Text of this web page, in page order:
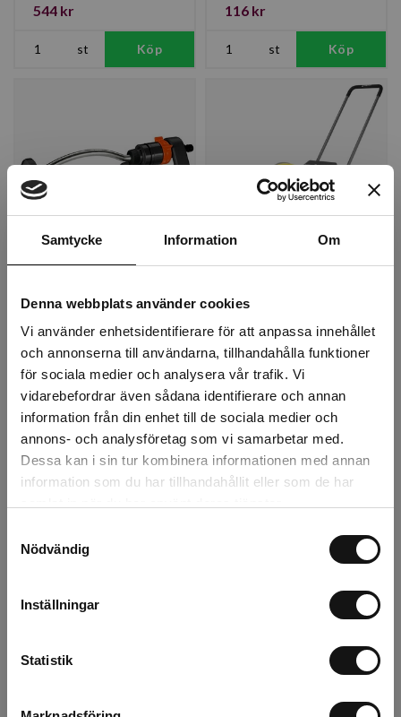
Samtycke Information Om
Denna webbplats använder cookies
Vi använder enhetsidentifierare för att anpassa innehållet
och annonserna till användarna, tillhandahålla funktioner
för sociala medier och analysera vår trafik. Vi
vidarebefordrar även sådana identifierare och annan
information från din enhet till de sociala medier och
annons- och analysföretag som vi samarbetar med.
Dessa kan i sin tur kombinera informationen med annan
information som du har tillhandahållit eller som de har
Nödvändig
Inställningar
Statistik
544 kr
st Köp
116 kr
st Köp
Aqua S 220
m²(18700)
Finns i lager
224 kr
st Köp
Regntåg,
5/8" slang
Beställningsvara, 1-2v
12 995 kr
st Köp
Visa fler
Effektiva sprinklers och vattenspridare
för alla grönytor
Pop-up-spridare
är en praktisk lösning för automatiska
bevattningssystem där spridaren ligger nedsänkt i marken
spridaren upp och ger jämn bevattning över gräsytan.
för professionella